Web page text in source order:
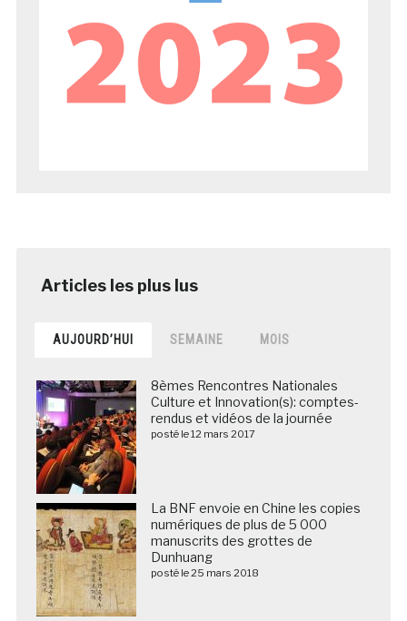
AUJOURD’HUI SEMAINE MOIS
8èmes Rencontres Nationales
Culture et Innovation(s): comptes-
rendus et vidéos de la journée
posté le 12 mars 2017
La BNF envoie en Chine les copies
numériques de plus de 5 000
manuscrits des grottes de
Dunhuang
posté le 25 mars 2018